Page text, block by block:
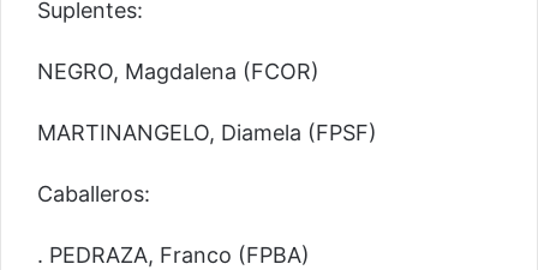
Suplentes:
NEGRO, Magdalena (FCOR)
MARTINANGELO, Diamela (FPSF)
Caballeros:
. PEDRAZA, Franco (FPBA)